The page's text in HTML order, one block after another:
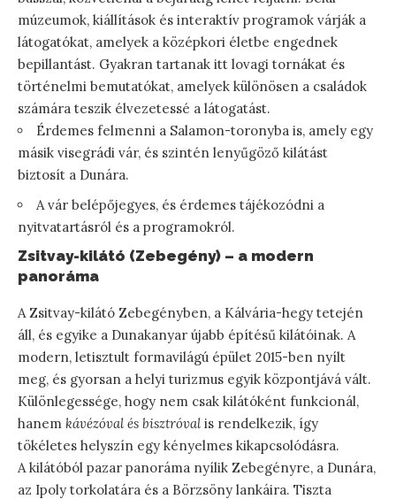
múzeumok, kiállítások és interaktív programok várják a
látogatókat, amelyek a középkori életbe engednek
bepillantást. Gyakran tartanak itt lovagi tornákat és
történelmi bemutatókat, amelyek különösen a családok
számára teszik élvezetessé a látogatást.
Érdemes felmenni a Salamon-toronyba is, amely egy
másik visegrádi vár, és szintén lenyűgöző kilátást
biztosít a Dunára.
A vár belépőjegyes, és érdemes tájékozódni a
nyitvatartásról és a programokról.
Zsitvay-kilátó (Zebegény) – a modern
panoráma
A Zsitvay-kilátó Zebegényben, a Kálvária-hegy tetején
áll, és egyike a Dunakanyar újabb építésű kilátóinak. A
modern, letisztult formavilágú épület 2015-ben nyílt
meg, és gyorsan a helyi turizmus egyik központjává vált.
Különlegessége, hogy nem csak kilátóként funkcionál,
hanem kávézóval és bisztróval is rendelkezik, így
tökéletes helyszín egy kényelmes kikapcsolódásra.
A kilátóból pazar panoráma nyílik Zebegényre, a Dunára,
az Ipoly torkolatára és a Börzsöny lankáira. Tiszta